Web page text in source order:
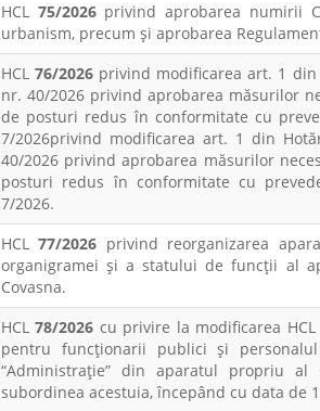
HCL 75/2026 privind aprobarea numirii
urbanism, precum și aprobarea
HCL76/2026 privind modificarea art. 1 din
nr. 40/2026 privind aprobarea măsurilor
de posturi redus în conformitate cu
7/2026privind modificarea art. 1 din
40/2026 privind aprobarea măsurilor
posturi redus în conformitate cu
7/2026.
HCL77/2026 privind reorganizarea
organigramei și a statului de funcții al
Covasna.
HCL78/2026 cu privire la modificarea
pentru funcționarii publici și
“Administrație” din aparatul propriu
subordinea acestuia, începând cu data de